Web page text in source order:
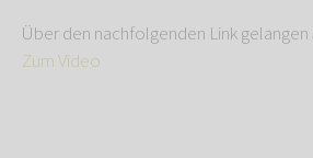
Über den nachfolgenden Link gelangen
Zum Video